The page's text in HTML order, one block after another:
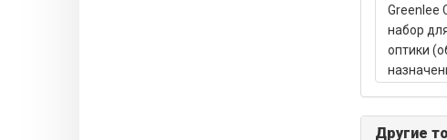
Greenlee
набор
оптики
Другие